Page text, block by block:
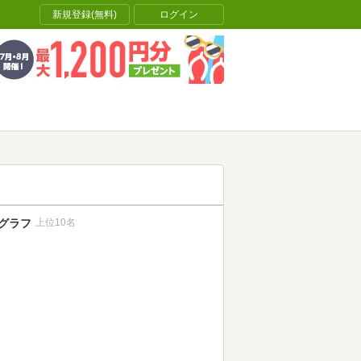
新規登録(無料) ログイン
ラフ 上位10名